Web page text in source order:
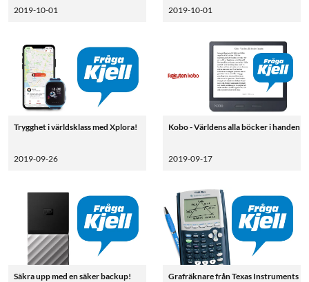
2019-10-01 2019-10-01
Trygghet i världsklass med Xplora!
2019-09-26
Kobo - Världens alla böcker i handen
2019-09-17
Säkra upp med en säker backup! Grafräknare från Texas Instruments